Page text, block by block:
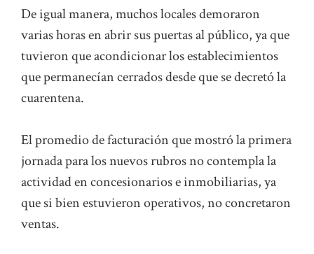
De igual manera, muchos locales demoraron
varias horas en abrir sus puertas al público, ya que
tuvieron que acondicionar los establecimientos
que permanecían cerrados desde que se decretó la
cuarentena.
El promedio de facturación que mostró la primera
jornada para los nuevos rubros no contempla la
actividad en concesionarios e inmobiliarias, ya
que si bien estuvieron operativos, no concretaron
ventas.